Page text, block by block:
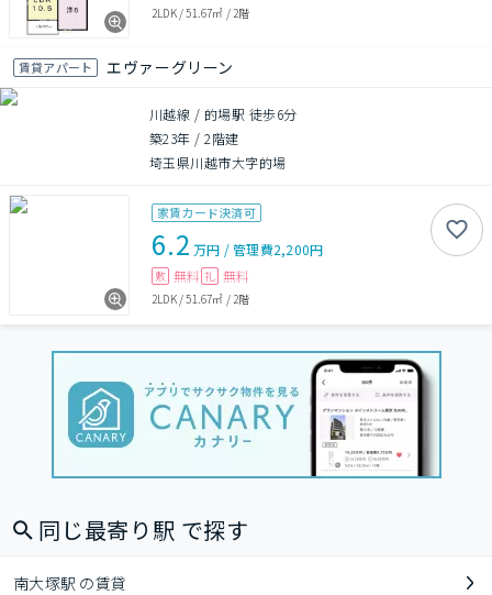
2LDK/51.67㎡ / 2階
賃貸アパート エヴァーグリーン
川越線 / 的場駅 徒歩6分
築23年 /2階建
埼玉県川越市大字的場
家賃カード決済可
6.2 万円 /管理費2,200円
敷 無料 礼 無料
2LDK/51.67㎡ /2階
同じ最寄り駅 で探す
南大塚駅 の賃貸